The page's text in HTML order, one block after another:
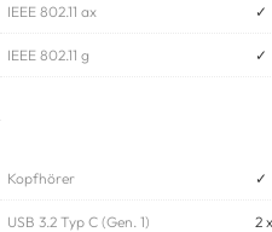
IEEE 802.11 ax ✓
IEEE 802.11 g ✓
Kopfhörer ✓
USB 3.2 Typ C (Gen. 1) 2 x